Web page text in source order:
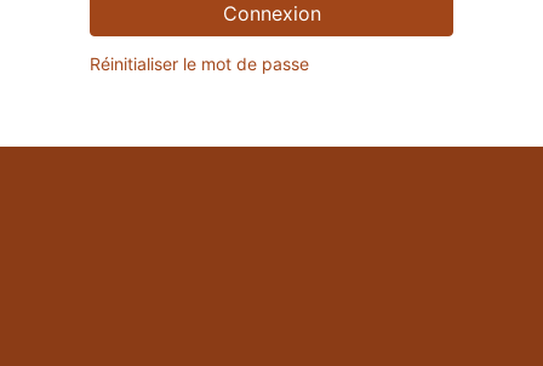
Connexion
Réinitialiser le mot de passe